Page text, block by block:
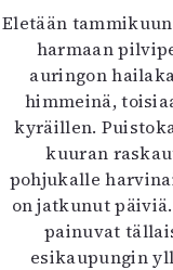
Eletään
harmaan
auringon
himmeinä,
kyräillen.
kuuran
pohjukalle
on jatkunut
painuvat
esikaupungin